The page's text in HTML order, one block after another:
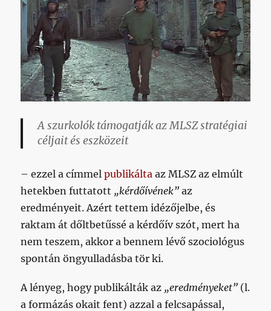
A szurkolók támogatják az MLSZ stratégiai
céljait és eszközeit
– ezzel a címmelpublikálta az MLSZ az elmúlt
hetekben futtatott „kérdőívének” az
eredményeit. Azért tettem idézőjelbe, és
raktam át dőltbetűssé a kérdőív szót, mert ha
nem teszem, akkor a bennem lévő szociológus
spontán öngyulladásba tör ki.
A lényeg, hogy publikálták az „eredményeket” (l.
a formázás okait fent) azzal a felcsapással,